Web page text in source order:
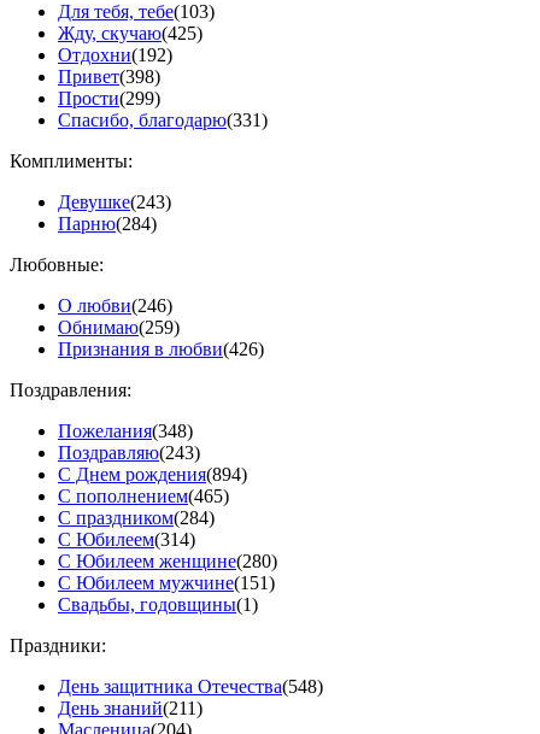
Для тебя, тебе(103)
Жду, скучаю(425)
Отдохни(192)
Привет(398)
Прости(299)
Спасибо, благодарю(331)
Комплименты:
Девушке(243)
Парню(284)
Любовные:
О любви(246)
Обнимаю(259)
Признания в любви(426)
Поздравления:
Пожелания(348)
Поздравляю(243)
С Днем рождения(894)
С пополнением(465)
С праздником(284)
С Юбилеем(314)
С Юбилеем женщине(280)
С Юбилеем мужчине(151)
Свадьбы, годовщины(1)
Праздники:
День защитника Отечества(548)
День знаний(211)
Масленица(204)